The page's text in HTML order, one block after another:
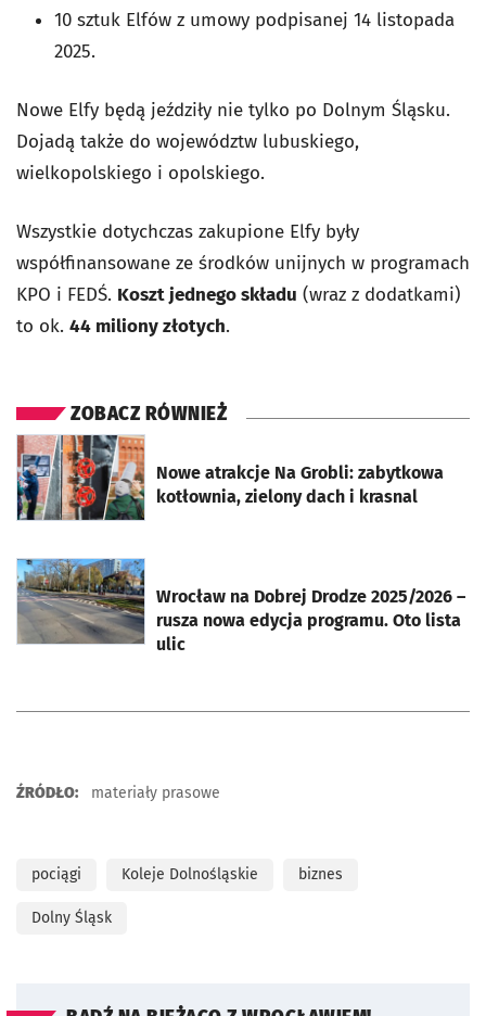
10 sztuk Elfów z umowy podpisanej 14 listopada
2025.
Nowe Elfy będą jeździły nie tylko po Dolnym Śląsku.
Dojadą także do województw lubuskiego,
wielkopolskiego i opolskiego.
Wszystkie dotychczas zakupione Elfy były
współfinansowane ze środków unijnych w programach
KPO i FEDŚ. Koszt jednego składu (wraz z dodatkami)
to ok. 44 miliony złotych.
ZOBACZ RÓWNIEŻ
Nowe atrakcje Na Grobli: zabytkowa
kotłownia, zielony dach i krasnal
otworzy się w nowej karcie
Wrocław na Dobrej Drodze 2025/2026 –
rusza nowa edycja programu. Oto lista
ulic
otworzy się w nowej karcie
ŹRÓDŁO: materiały prasowe
pociągi Koleje Dolnośląskie biznes
Dolny Śląsk